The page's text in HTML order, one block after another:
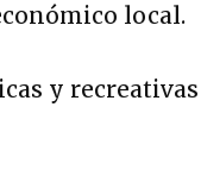
local.
y